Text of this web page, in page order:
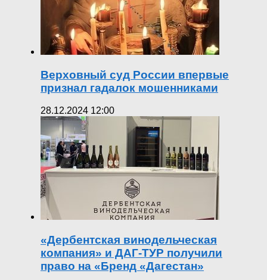
Верховный суд России впервые
признал гадалок мошенниками
28.12.2024 12:00
«Дербентская винодельческая
компания» и ДАГ-ТУР получили
право на «Бренд «Дагестан»